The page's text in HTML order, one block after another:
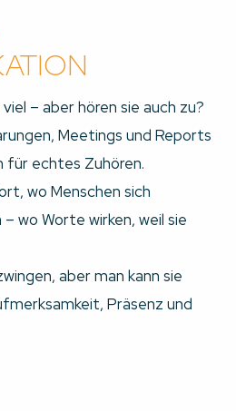
– aber hören sie auch zu?
Meetings und Reports
für echtes Zuhören.
wo Menschen sich
wo Worte wirken, weil sie
aber man kann sie
Präsenz und